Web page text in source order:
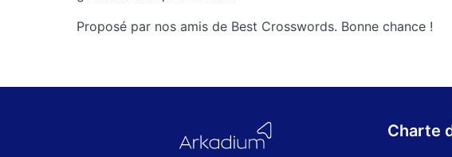
Proposé par nos amis de Best Crosswords. Bonne chance !
Charte